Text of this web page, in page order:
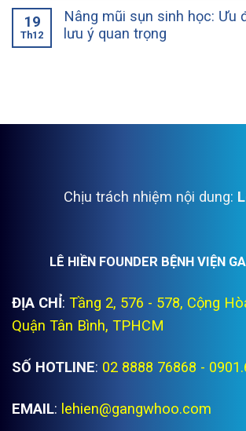
19
Th12
Nâng mũi sụn sinh học: Ưu
lưu ý quan trọng
Chịu trách nhiệm nội dung:
LÊ HIỀN FOUNDER BỆNH VIỆN
ĐỊA CHỈ: Tầng 2, 576 - 578, Cộng
Quận Tân Bình, TPHCM
SỐ HOTLINE: 02 8888 76868 -
EMAIL: lehien@gangwhoo.com